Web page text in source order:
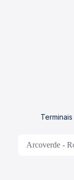
Arcoverde -